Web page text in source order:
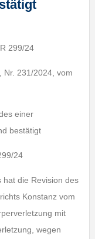
299/24
Nr. 231/2024, vom
einer
bestätigt
24
hat die Revision des
Konstanz vom
mit
wegen